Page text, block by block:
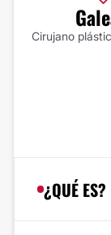
Cirujano
¿QUÉ ES?